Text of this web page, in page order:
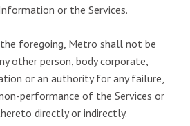
or the Services.
foregoing, Metro shall not be
other person, body corporate,
or an authority for any failure,
performance of the Services or
directly or indirectly.